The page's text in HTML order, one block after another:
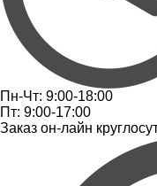
Пн-Чт: 9:00-18:00
Пт: 9:00-17:00
Заказ он-лайн